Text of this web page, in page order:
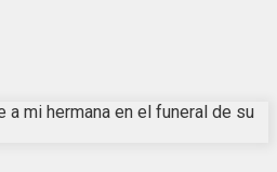
mi hermana en el funeral de su